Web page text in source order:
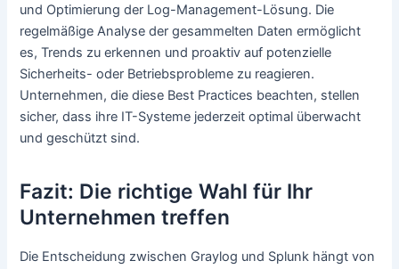
und Optimierung der Log-Management-Lösung. Die
regelmäßige Analyse der gesammelten Daten ermöglicht
es, Trends zu erkennen und proaktiv auf potenzielle
Sicherheits- oder Betriebsprobleme zu reagieren.
Unternehmen, die diese Best Practices beachten, stellen
sicher, dass ihre IT-Systeme jederzeit optimal überwacht
und geschützt sind.
Fazit: Die richtige Wahl für Ihr
Unternehmen treffen
Die Entscheidung zwischen Graylog und Splunk hängt von